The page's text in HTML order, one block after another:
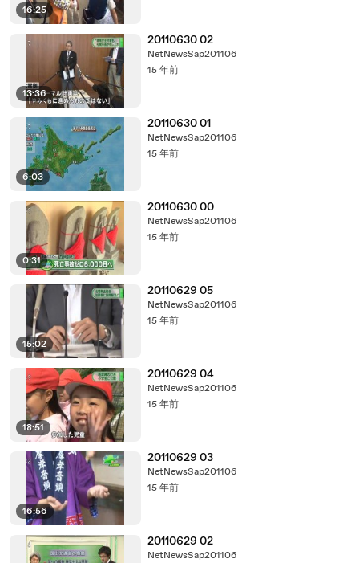
16:25
13:36
20110630 02
NetNewsSap201106
15 年前
6:03
20110630 01
NetNewsSap201106
15 年前
0:31
20110630 00
NetNewsSap201106
15 年前
15:02
20110629 05
NetNewsSap201106
15 年前
18:51
20110629 04
NetNewsSap201106
15 年前
16:56
20110629 03
NetNewsSap201106
15 年前
20110629 02
NetNewsSap201106